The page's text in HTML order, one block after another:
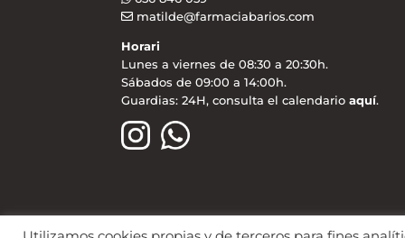
matilde@farmaciabarios.com
Horari
Lunes a viernes de 08:30 a 20:30h.
Sábados de 09:00 a 14:00h.
Guardias: 24H, consulta el calendarioaquí.
Aviso legal Política de Privacidad